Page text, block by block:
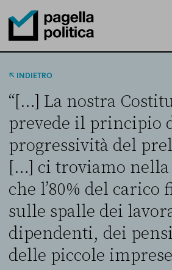
Pagella Politica Logo
INDIETRO
“[…] La nostra
prevede il principio
progressività del
[…] ci troviamo nella
che l’80% del carico
sulle spalle dei
dipendenti, dei
delle piccole